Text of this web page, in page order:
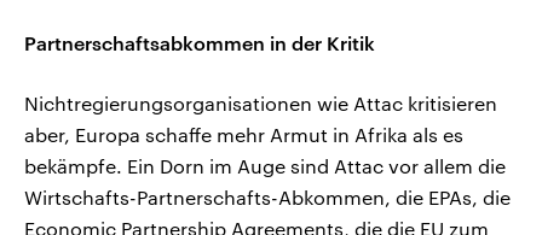
Partnerschaftsabkommen in der Kritik
Nichtregierungsorganisationen wie Attac kritisieren
aber, Europa schaffe mehr Armut in Afrika als es
bekämpfe. Ein Dorn im Auge sind Attac vor allem die
Wirtschafts-Partnerschafts-Abkommen, die EPAs, die
Economic Partnership Agreements, die die EU zum